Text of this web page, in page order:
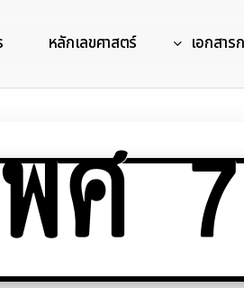
หลักเลขศาสตร์ เอกสาร
ศ